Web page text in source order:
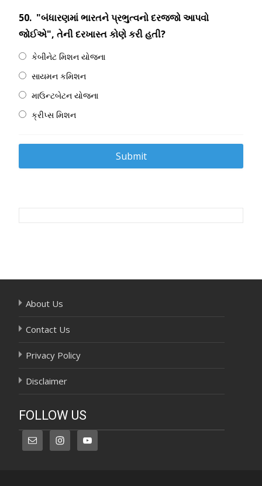
50. "બંધારણમાં ભારતને પ્રભુત્વનો દરજ્જો આપવો
જોઈએ", તેની દરખાસ્ત કોણે કરી હતી?
કેબીનેટ મિશન યોજના
સાયમન કમિશન
માઉન્ટબેટન યોજના
ક્રીપ્સ મિશન
Post
About Us
Contact Us
Privacy Policy
Disclaimer
FOLLOW US